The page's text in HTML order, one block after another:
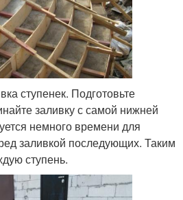
ступенек. Подготовьте
заливку с самой нижней
немного времени для
заливкой последующих. Таким
ступень.